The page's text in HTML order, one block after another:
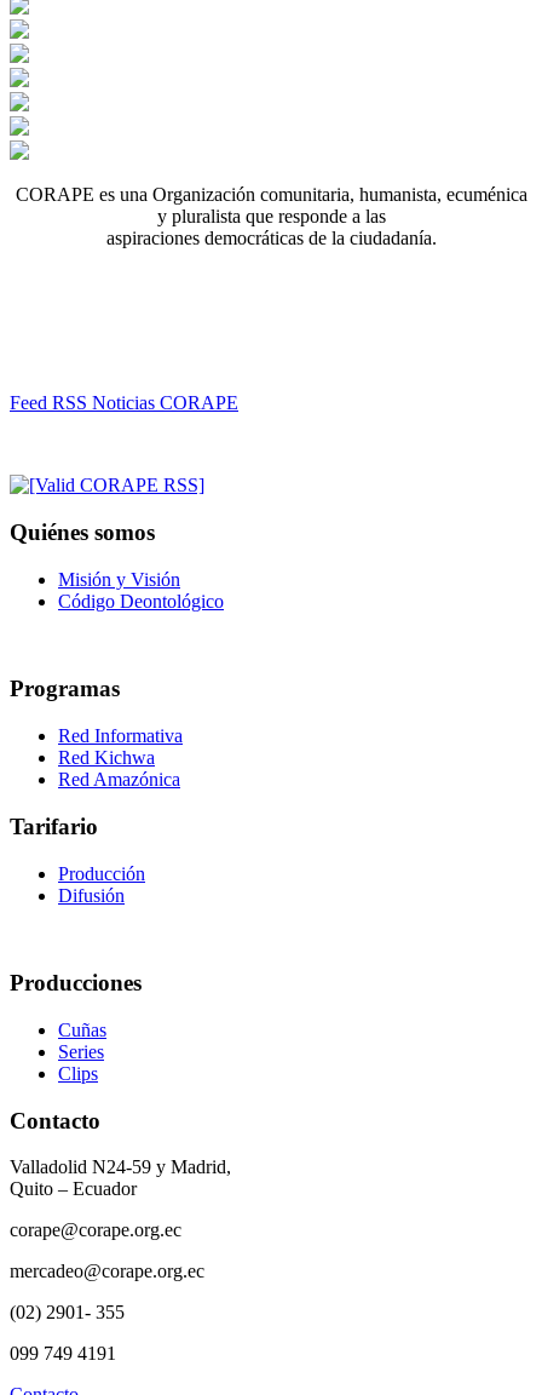
CORAPE es una Organización comunitaria, humanista, ecuménica
y pluralista que responde a las
aspiraciones democráticas de la ciudadanía.
Feed RSS Noticias CORAPE
Quiénes somos
Misión y Visión
Código Deontológico
Programas
Red Informativa
Red Kichwa
Red Amazónica
Tarifario
Producción
Difusión
Producciones
Cuñas
Series
Clips
Contacto
Valladolid N24-59 y Madrid,
Quito – Ecuador
corape@corape.org.ec
mercadeo@corape.org.ec
(02) 2901- 355
099 749 4191